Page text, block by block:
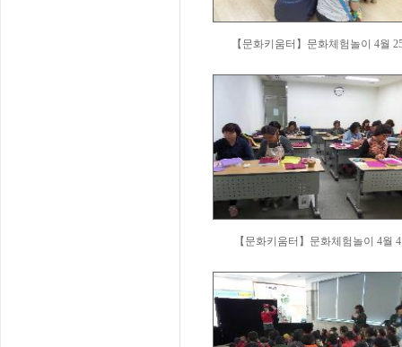
【문화키움터】문화체험놀이 4월
【문화키움터】문화체험놀이 4월